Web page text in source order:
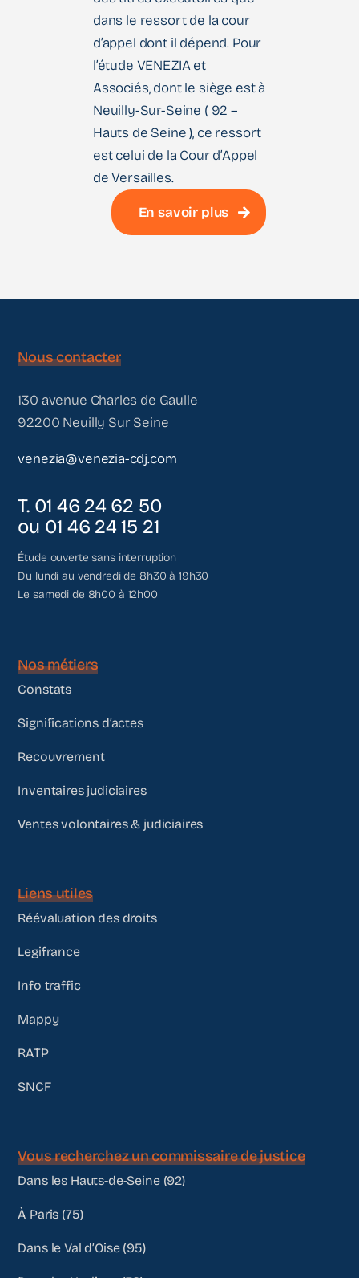
dans le ressort de la cour
d’appel dont il dépend. Pour
l’étude VENEZIA et
Associés, dont le siège est à
Neuilly-Sur-Seine ( 92 –
Hauts de Seine ), ce ressort
est celui de la Cour d’Appel
de Versailles.
En savoir plus
Nous contacter
130 avenue Charles de Gaulle
92200 Neuilly Sur Seine
venezia@venezia-cdj.com
T. 01 46 24 62 50
ou 01 46 24 15 21
Étude ouverte sans interruption
Du lundi au vendredi de 8h30 à 19h30
Le samedi de 8h00 à 12h00
Nos métiers
Constats
Significations d’actes
Recouvrement
Inventaires judiciaires
Ventes volontaires & judiciaires
Liens utiles
Réévaluation des droits
Legifrance
Info traffic
Mappy
RATP
SNCF
Vous recherchez un commissaire de justice
Dans les Hauts-de-Seine (92)
À Paris (75)
Dans le Val d’Oise (95)